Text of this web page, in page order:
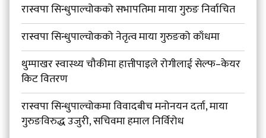
रास्वपा सिन्धुपाल्चोकको सभापतिमा माया गुरुङ निर्वाचित
रास्वपा सिन्धुपाल्चोकको नेतृत्व माया गुरुङको काँधमा
थुम्पाखर स्वास्थ्य चौकीमा हात्तीपाइले रोगीलाई सेल्फ–केयर
किट वितरण
रास्वपा सिन्धुपाल्चोकमा विवादबीच मनोनयन दर्ता, माया
गुरुङविरुद्ध उजुरी, सचिवमा हमाल निर्विरोध